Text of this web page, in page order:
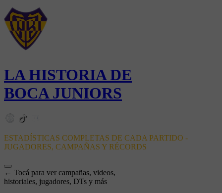
LA HISTORIA DE
BOCA JUNIORS
ESTADÍSTICAS COMPLETAS DE CADA PARTIDO -
JUGADORES, CAMPAÑAS Y RÉCORDS
← Tocá para ver campañas, videos,
historiales, jugadores, DTs y más